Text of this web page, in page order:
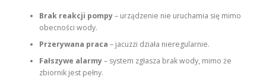
Brak reakcji pompy– urządzenie nie uruchamia się mimo
obecności wody.
Przerywana praca – jacuzzi działa nieregularnie.
Fałszywe alarmy– system zgłasza brak wody, mimo że
zbiornik jest pełny.